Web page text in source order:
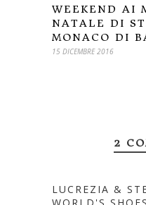
WEEKEND AI
NATALE DI
MONACO DI
15 DICEMBRE 2016
2
LUCREZIA &